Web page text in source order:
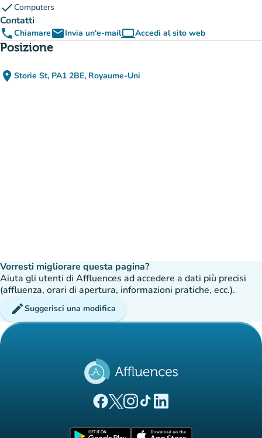
checkComputers
Contatti
phoneChiamareemailInvia un'e-mailcomputerAccedi al sito web
(nuova scheda)
Posizione
place Storie St, PA1 2BE, Royaume-Uni
(apri in Google Maps)
(nuova scheda)
Vorresti migliorare questa pagina?
Aiuta gli utenti di Affluences ad accedere a dati più precisi
(affluenza, orari di apertura, informazioni pratiche, ecc.).
editSuggerisci una modifica
(nuova scheda)
(nuova scheda)
(nuova scheda)
(nuova scheda)
(nuova scheda)